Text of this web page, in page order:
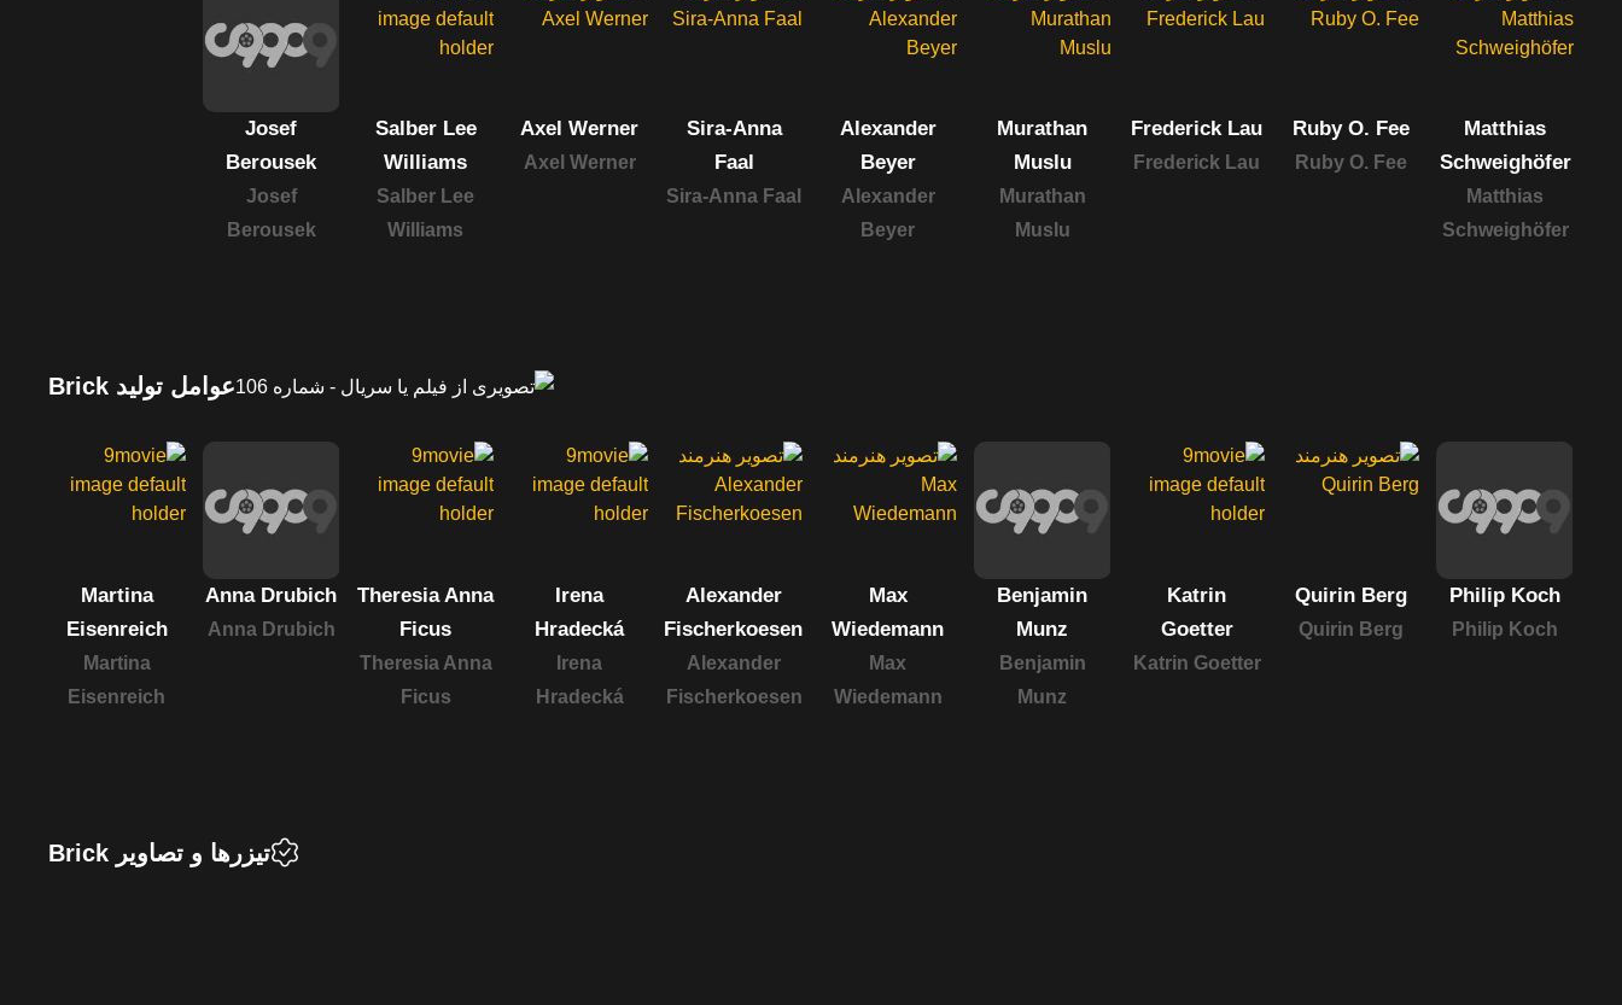
Matthias
Schweighöfer
Matthias
Schweighöfer
Ruby O. Fee
Ruby O. Fee
Frederick Lau
Frederick Lau
Murathan
Muslu
Murathan
Muslu
Alexander
Beyer
Alexander
Beyer
Sira-Anna
Faal
Sira-Anna Faal
Axel Werner
Axel Werner
Salber Lee
Williams
Salber Lee
Williams
Josef
Berousek
Josef
Berousek
عوامل تولید Brick
Philip Koch
Philip Koch
Quirin Berg
Quirin Berg
Katrin
Goetter
Katrin Goetter
Benjamin
Munz
Benjamin
Munz
Max
Wiedemann
Max
Wiedemann
Alexander
Fischerkoesen
Alexander
Fischerkoesen
Irena
Hradecká
Irena
Hradecká
Theresia Anna
Ficus
Theresia Anna
Ficus
Anna Drubich
Anna Drubich
Martina
Eisenreich
Martina
Eisenreich
تیزرها و تصاویر Brick